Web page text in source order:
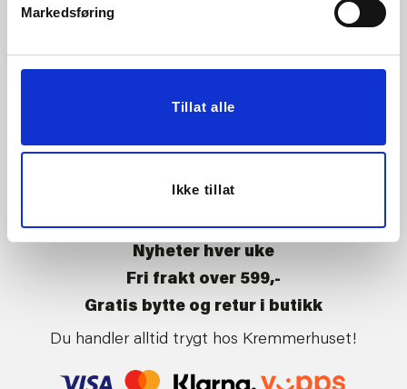
Markedsføring
Tillat alle
Ikke tillat
Kundeklubb Tilbakekalling av varer
Handle på nett
Betaling og levering
Nyheter hver uke
Fri frakt over 599,-
Gratis bytte og retur i butikk
Du handler alltid trygt hos Kremmerhuset!